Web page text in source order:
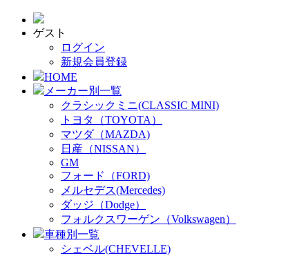
ゲスト
ログイン
新規会員登録
HOME
メーカー別一覧
クラシックミニ(CLASSIC MINI)
トヨタ（TOYOTA）
マツダ（MAZDA)
日産（NISSAN）
GM
フォード（FORD)
メルセデス(Mercedes)
ダッジ（Dodge）
フォルクスワーゲン（Volkswagen）
車種別一覧
シェベル(CHEVELLE)